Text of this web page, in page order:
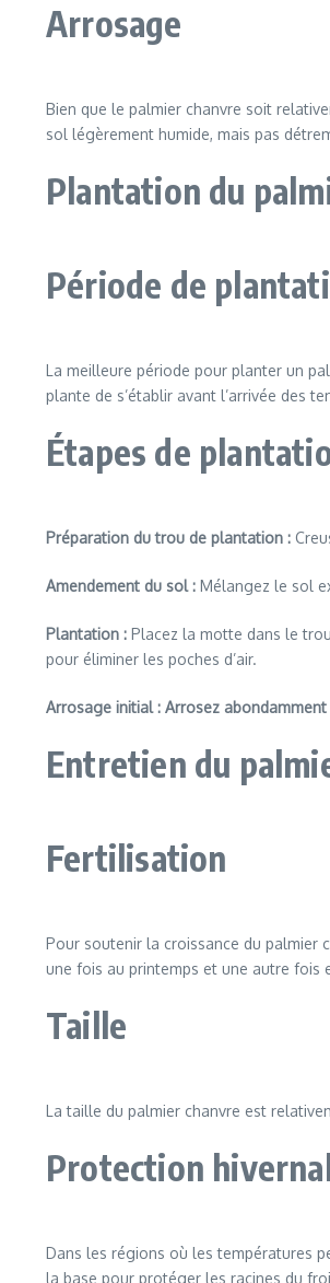
Arrosage
Bien que le palmier chanvre soit
sol légèrement humide, mais pas
Plantation du
Période de
La meilleure période pour planter un
plante de s’établir avant l’arrivée des
Étapes de
Préparation du trou de plantation :
Amendement du sol : Mélangez le sol
Plantation : Placez la motte dans le
pour éliminer les poches d’air.
Arrosage initial : Arrosez
Entretien du
Fertilisation
Pour soutenir la croissance du palmier
une fois au printemps et une autre fois
Taille
La taille du palmier chanvre est
Protection
Dans les régions où les températures
la base pour protéger les racines du